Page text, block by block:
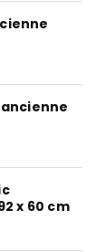
ancienne
x 60 cm